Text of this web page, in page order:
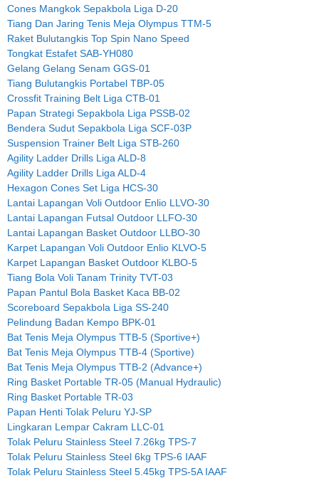
Cones Mangkok Sepakbola Liga D-20
Tiang Dan Jaring Tenis Meja Olympus TTM-5
Raket Bulutangkis Top Spin Nano Speed
Tongkat Estafet SAB-YH080
Gelang Gelang Senam GGS-01
Tiang Bulutangkis Portabel TBP-05
Crossfit Training Belt Liga CTB-01
Papan Strategi Sepakbola Liga PSSB-02
Bendera Sudut Sepakbola Liga SCF-03P
Suspension Trainer Belt Liga STB-260
Agility Ladder Drills Liga ALD-8
Agility Ladder Drills Liga ALD-4
Hexagon Cones Set Liga HCS-30
Lantai Lapangan Voli Outdoor Enlio LLVO-30
Lantai Lapangan Futsal Outdoor LLFO-30
Lantai Lapangan Basket Outdoor LLBO-30
Karpet Lapangan Voli Outdoor Enlio KLVO-5
Karpet Lapangan Basket Outdoor KLBO-5
Tiang Bola Voli Tanam Trinity TVT-03
Papan Pantul Bola Basket Kaca BB-02
Scoreboard Sepakbola Liga SS-240
Pelindung Badan Kempo BPK-01
Bat Tenis Meja Olympus TTB-5 (Sportive+)
Bat Tenis Meja Olympus TTB-4 (Sportive)
Bat Tenis Meja Olympus TTB-2 (Advance+)
Ring Basket Portable TR-05 (Manual Hydraulic)
Ring Basket Portable TR-03
Papan Henti Tolak Peluru YJ-SP
Lingkaran Lempar Cakram LLC-01
Tolak Peluru Stainless Steel 7.26kg TPS-7
Tolak Peluru Stainless Steel 6kg TPS-6 IAAF
Tolak Peluru Stainless Steel 5.45kg TPS-5A IAAF